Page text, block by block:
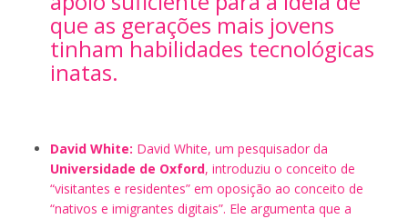
que as gerações mais jovens
tinham habilidades tecnológicas
inatas.
David White: David White, um pesquisador da
Universidade de Oxford, introduziu o conceito de
“visitantes e residentes” em oposição ao conceito de
“nativos e imigrantes digitais”. Ele argumenta que a